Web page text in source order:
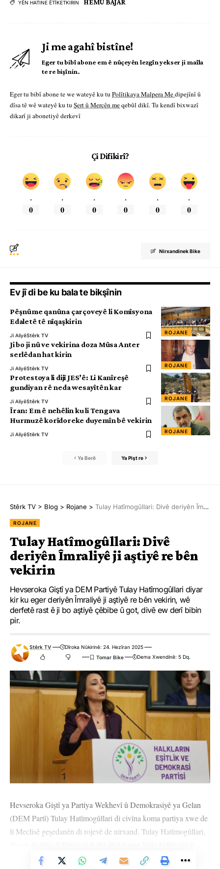
YÊN HATINE ÊTÎKETKIRIN HEMÛ BAJAR
Ji me agahî bistîne!
Eger tu bibî abone em ê nûçeyên lezgîn yekser ji maîla
te re bişînin.
Eger tu bibî abone te we wateyê ku tu Polîtikaya Malpera Medipejînî û
dîsa tê wê wateyê ku tu Şert û Mercên meqebûl dikî. Tu kendî bixwazî
dikarî ji abonetiyê derkevî
Çi Difikirî?
.
0
.
0
.
0
.
0
.
0
.
0
Nirxandinek Bike
Ev jî di be ku bala te bikşînin
ROJANE
Pêşnûme qanûna çarçoveyê li Komîsyona
Edaletê tê nîqaşkirin
Ji AliyêStêrk TV
ROJANE
Ji bo ji nû ve vekirina doza Mûsa Anter
serlêdan hat kirin
Ji AliyêStêrk TV
ROJANE
Protestoya li dijî JES’ê: Li Kanîreşê
gundiyan rê neda wesayîtên kar
Ji AliyêStêrk TV
ROJANE
Îran: Em ê nehêlin ku li Tengava
Hurmuzê korîdoreke duyemîn bê vekirin
Ji AliyêStêrk TV
Ya Berê Ya Pişt re
Stêrk TV > Blog > Rojane > Tulay Hatîmogûllari: Divê deriyên Îmraliyê ji aştiyê re bên vekirin
ROJANE
Tulay Hatîmogûllari: Divê
deriyên Îmraliyê ji aştiyê re bên
vekirin
Hevseroka Giştî ya DEM Partiyê Tulay Hatîmogûllari diyar
kir ku eger deriyên Îmraliyê ji aştiyê re bên vekirin, wê
derfetê rast ê ji bo aştiyê çêbibe û got, divê ew derî bibin
pir.
Stêrk TV
Dîroka Nûkirinê: 24. Hezîran 2025
Dema Xwendinê: 5 Dq.
Hevseroka Giştî ya Partiya Wekhevî û Demokrasiyê ya Gelan
(DEM Partî) Tulay Hatîmogûllari di civîna koma partiya xwe de
li Meclisê geşedanên di rojevê de nirxand. Tulay Hatîmogûllari,
şermezar kir. Tulay Hatîmogûllari, bertek nîşanî şerên li seranserî